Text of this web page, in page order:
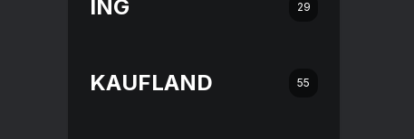
ING 29
KAUFLAND 55